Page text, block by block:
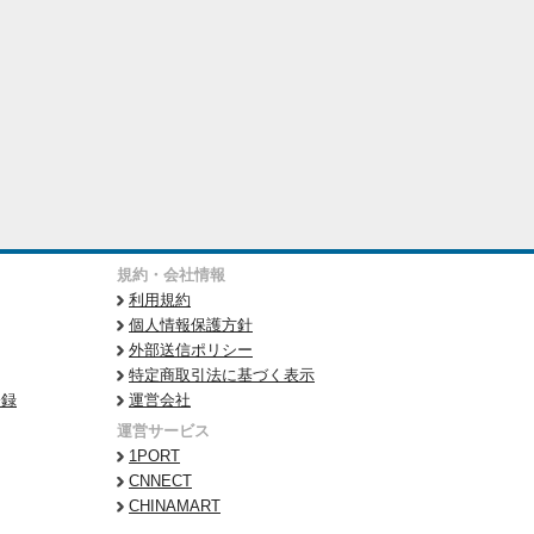
規約・会社情報
利用規約
個人情報保護方針
外部送信ポリシー
特定商取引法に基づく表示
運営会社
運営サービス
1PORT
CNNECT
CHINAMART